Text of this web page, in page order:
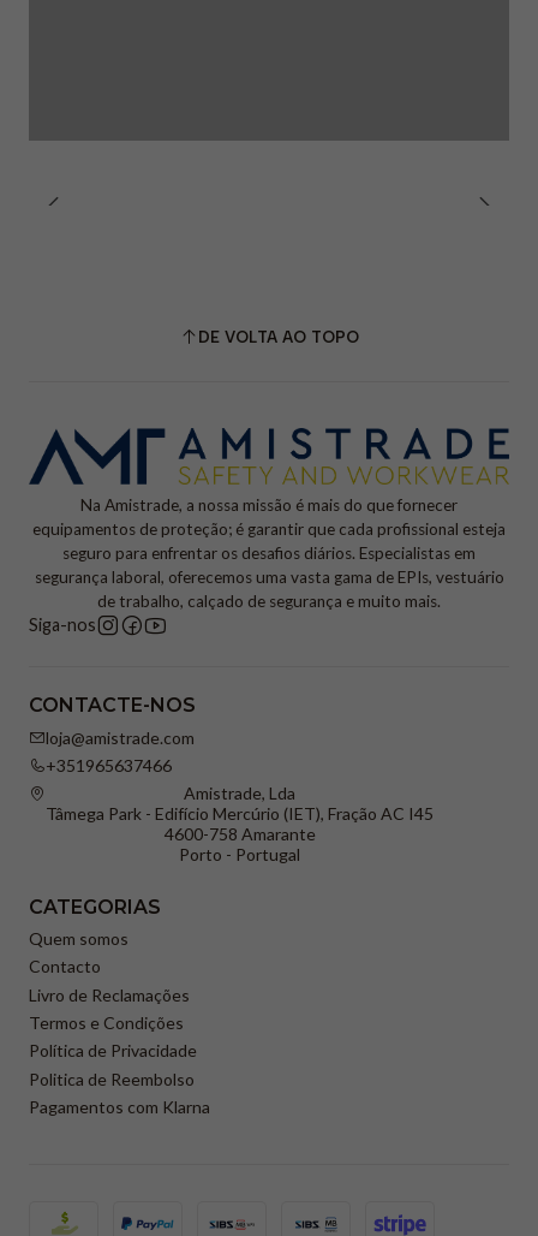
DE VOLTA AO TOPO
Na Amistrade, a nossa missão é mais do que fornecer
equipamentos de proteção; é garantir que cada profissional esteja
seguro para enfrentar os desafios diários. Especialistas em
segurança laboral, oferecemos uma vasta gama de EPIs, vestuário
de trabalho, calçado de segurança e muito mais.
Siga-nos
CONTACTE-NOS
loja@amistrade.com
+351965637466
Amistrade, Lda
Tâmega Park - Edifício Mercúrio (IET), Fração AC I45
4600-758 Amarante
Porto - Portugal
CATEGORIAS
Quem somos
Contacto
Livro de Reclamações
Termos e Condições
Política de Privacidade
Politica de Reembolso
Pagamentos com Klarna